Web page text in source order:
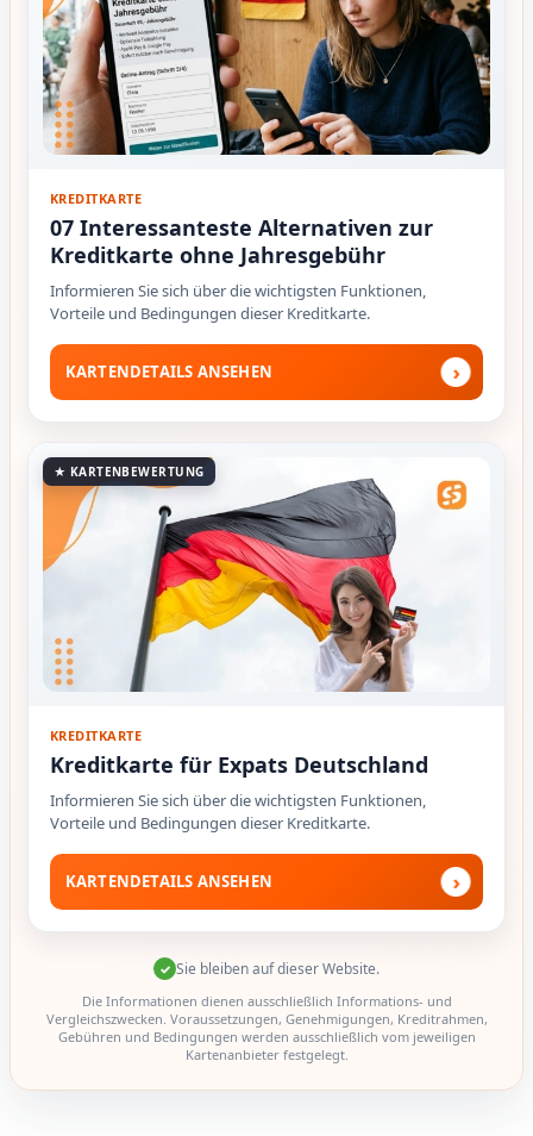
KREDITKARTE
07 Interessanteste Alternativen zur
Kreditkarte ohne Jahresgebühr
Informieren Sie sich über die wichtigsten Funktionen,
Vorteile und Bedingungen dieser Kreditkarte.
KARTENDETAILS ANSEHEN ›
★ KARTENBEWERTUNG
KREDITKARTE
Kreditkarte für Expats Deutschland
Informieren Sie sich über die wichtigsten Funktionen,
Vorteile und Bedingungen dieser Kreditkarte.
KARTENDETAILS ANSEHEN ›
✓ Sie bleiben auf dieser Website.
Die Informationen dienen ausschließlich Informations- und
Vergleichszwecken. Voraussetzungen, Genehmigungen, Kreditrahmen,
Gebühren und Bedingungen werden ausschließlich vom jeweiligen
Kartenanbieter festgelegt.